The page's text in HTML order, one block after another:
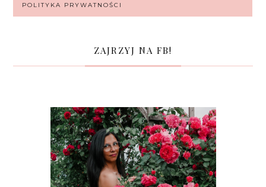
POLITYKA PRYWATNOŚCI
ZAJRZYJ NA FB!